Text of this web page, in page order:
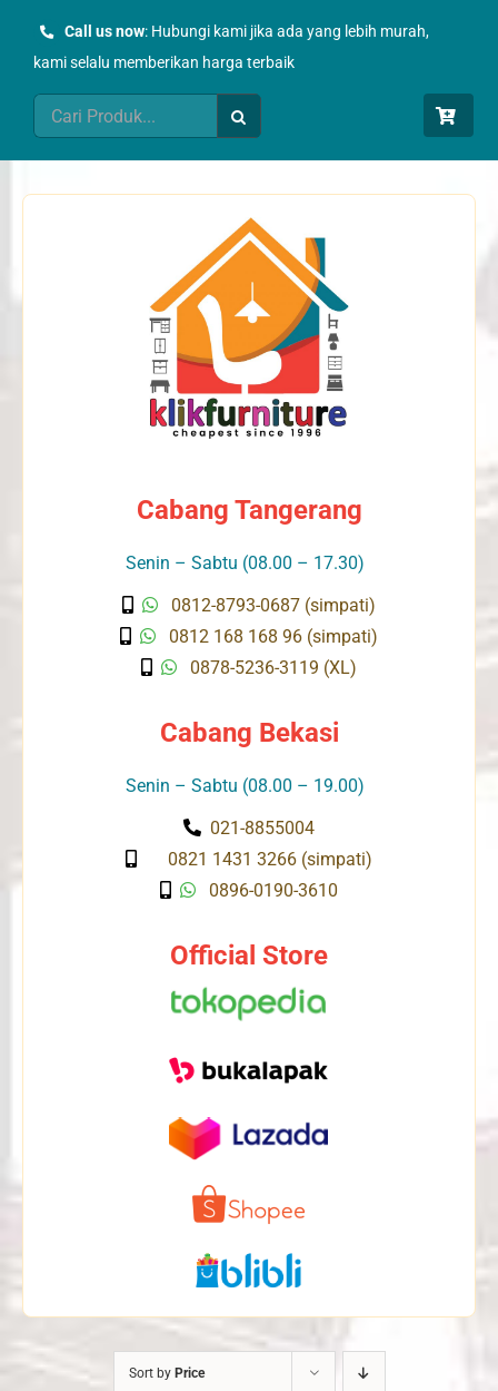
Call us now: Hubungi kami jika ada yang lebih murah,
kami selalu memberikan harga terbaik
Search
for:
Cabang Tangerang
Senin – Sabtu (08.00 – 17.30)
0812-8793-0687 (simpati)
0812 168 168 96 (simpati)
0878-5236-3119 (XL)
Cabang Bekasi
Senin – Sabtu (08.00 – 19.00)
021-8855004
0821 1431 3266 (simpati)
0896-0190-3610
Official Store
Sort by Price